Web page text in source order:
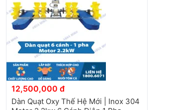
12,500,000 đ
Dàn Quạt Oxy Thế Hệ Mới | Inox 304